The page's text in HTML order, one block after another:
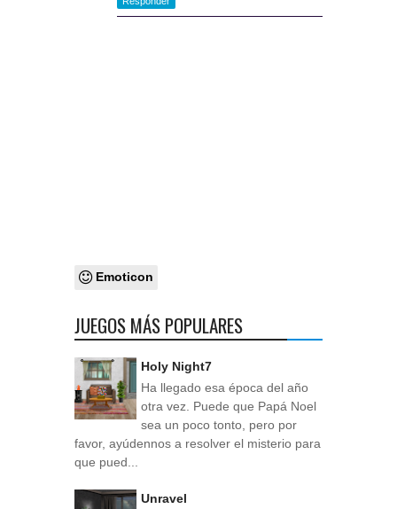
Emoticon
JUEGOS MÁS POPULARES
Holy Night7
Ha llegado esa época del año
otra vez. Puede que Papá Noel
sea un poco tonto, pero por
favor, ayúdennos a resolver el misterio para
que pued...
Unravel